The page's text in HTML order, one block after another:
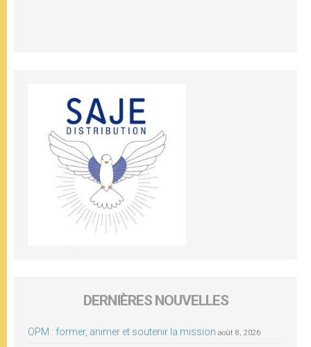
DERNIÈRES NOUVELLES
OPM : former, animer et soutenir la mission août 8, 2026